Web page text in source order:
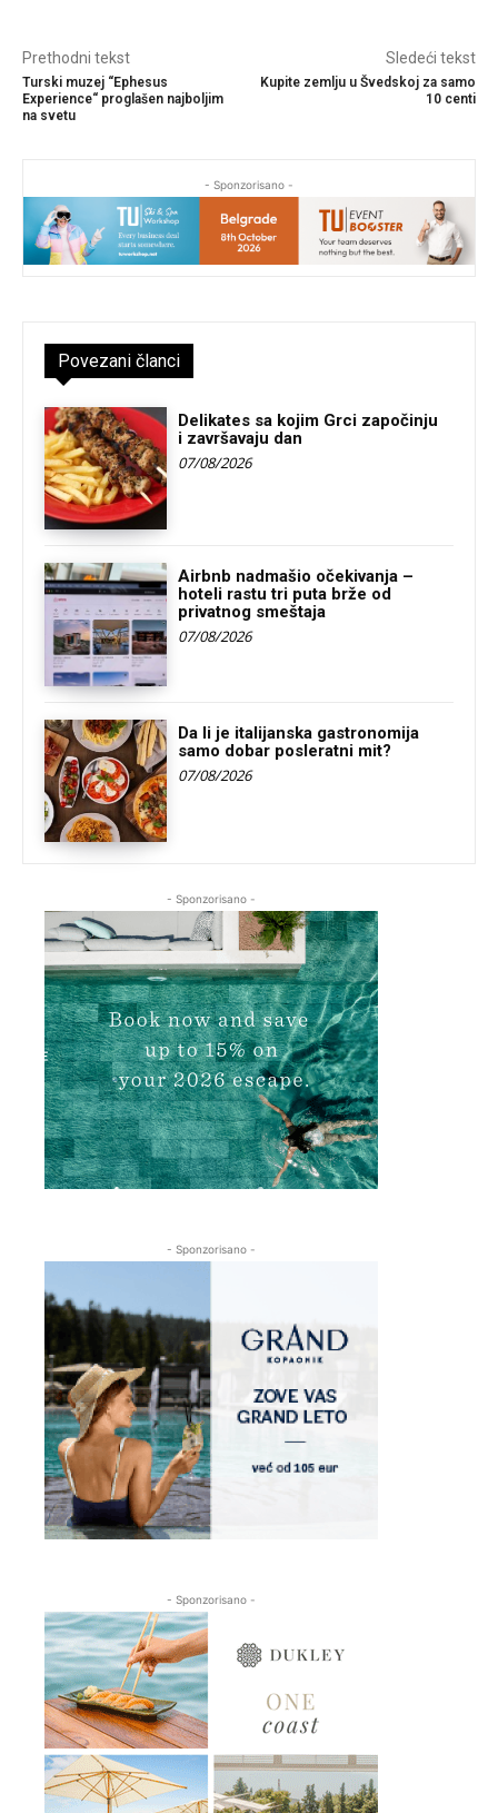
Prethodni tekst
Turski muzej “Ephesus
Experience“ proglašen najboljim
na svetu
Sledeći tekst
Kupite zemlju u Švedskoj za samo
10 centi
- Sponzorisano -
Povezani članci
Delikates sa kojim Grci započinju
i završavaju dan
07/08/2026
Airbnb nadmašio očekivanja –
hoteli rastu tri puta brže od
privatnog smeštaja
07/08/2026
Da li je italijanska gastronomija
samo dobar posleratni mit?
07/08/2026
- Sponzorisano -
- Sponzorisano -
- Sponzorisano -